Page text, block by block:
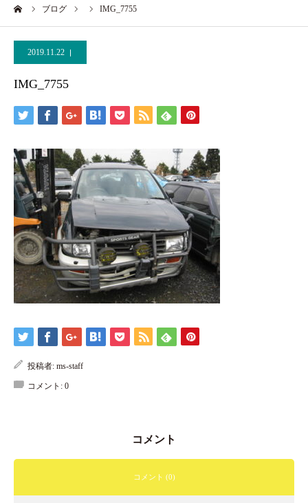
ブログ IMG_7755
2019.11.22
IMG_7755
投稿者: ms-staff
コメント: 0
コメント
コメント (0)
お問い合わせ